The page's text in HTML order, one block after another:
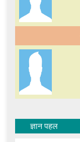
ज्ञान पहल